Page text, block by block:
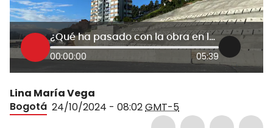
¿Qué ha pasado con la obra en la 127 con Boyacá, en Bogotá? Responde el IDU
00:00:00 05:39
Lina María Vega
Bogotá 24/10/2024 - 08:02GMT-5